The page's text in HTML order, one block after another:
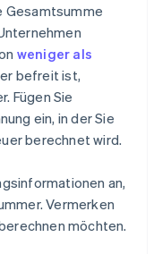
Gesamtsumme
weniger als
befreit ist,
Fügen Sie
ein, in der Sie
berechnet wird.
an,
Vermerken
möchten.